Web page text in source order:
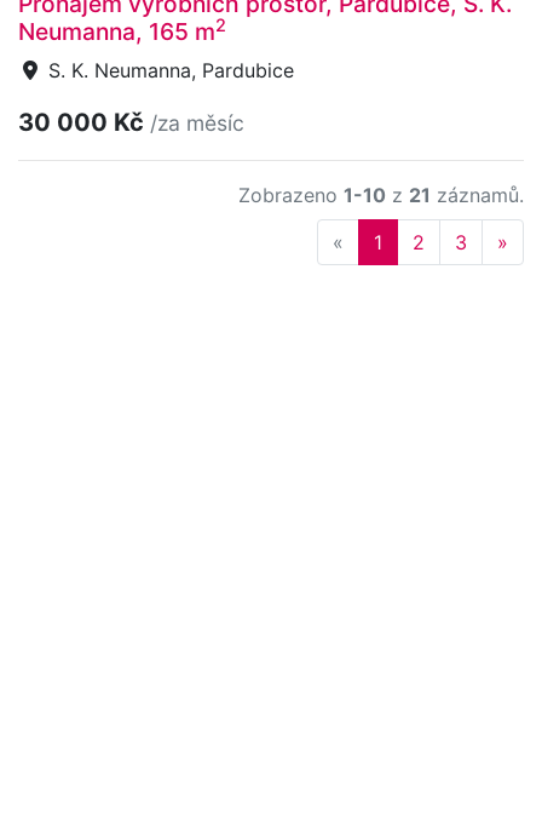
Neumanna, 165 m2
S. K. Neumanna, Pardubice
30 000 Kč /za měsíc
Zobrazeno 1-10 z 21 záznamů.
« Previous
1 2 3 »